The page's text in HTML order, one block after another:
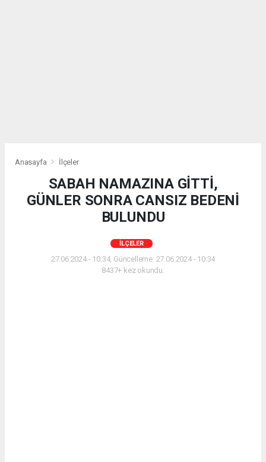
Anasayfa İlçeler
SABAH NAMAZINA GİTTİ,
GÜNLER SONRA CANSIZ BEDENİ
BULUNDU
İLÇELER
27.06.2024 - 10:34, Güncelleme: 27.06.2024 - 10:34
8437+ kez okundu.